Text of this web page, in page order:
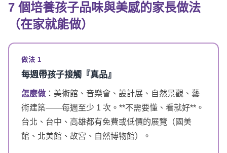
7 個培養孩子品味與美感的家長做法
（在家就能做）
做法 1
每週帶孩子接觸『真品』
怎麼做 ：美術館、音樂會、設計展、自然景觀、藝
術建築——每週至少 1 次。**不需要懂、看就好**。
台北、台中、高雄都有免費或低價的展覽（國美
館、北美館、故宮、自然博物館）。